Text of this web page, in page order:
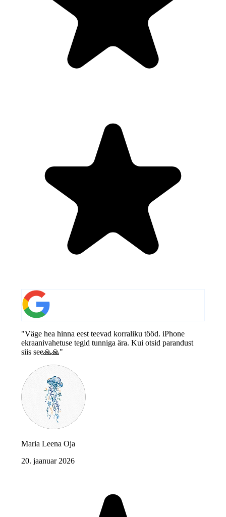
"Väge hea hinna eest teevad korraliku tööd. iPhone
ekraanivahetuse tegid tunniga ära. Kui otsid parandust
siis see🙏🙏"
Maria Leena Oja
20. jaanuar 2026